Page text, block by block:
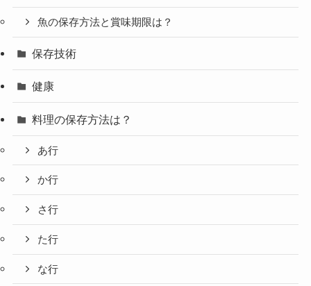
魚の保存方法と賞味期限は？
保存技術
健康
料理の保存方法は？
あ行
か行
さ行
た行
な行